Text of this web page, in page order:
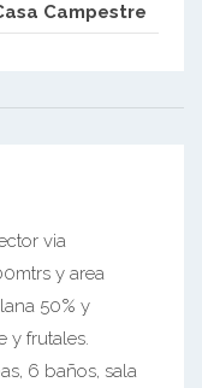
Campestre
via
y area
50% y
y frutales.
6 baños, sala